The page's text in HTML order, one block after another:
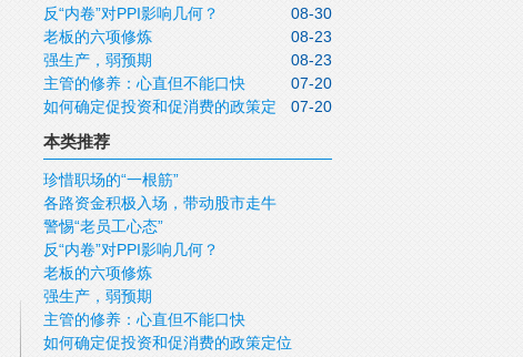
08-30
反“内卷”对PPI影响几何？
08-23
老板的六项修炼
08-23
强生产，弱预期
07-20
主管的修养：心直但不能口快
07-20
如何确定促投资和促消费的政策定
位
本类推荐
珍惜职场的“一根筋”
各路资金积极入场，带动股市走牛
警惕“老员工心态”
反“内卷”对PPI影响几何？
老板的六项修炼
强生产，弱预期
主管的修养：心直但不能口快
如何确定促投资和促消费的政策定位